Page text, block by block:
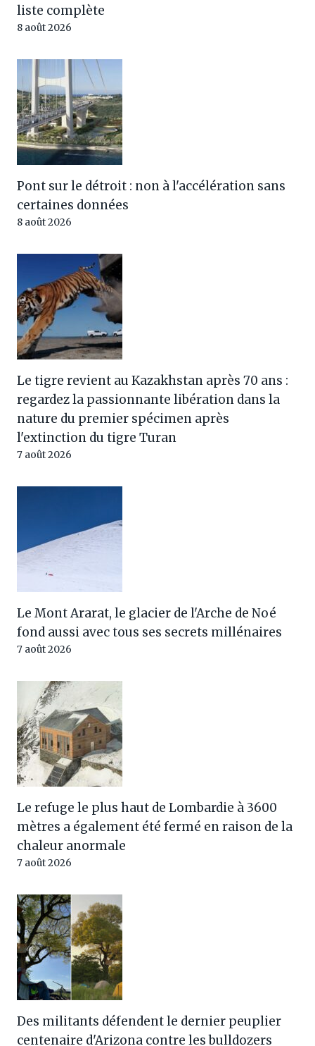
liste complète
8 août 2026
Pont sur le détroit : non à l'accélération sans
certaines données
8 août 2026
Le tigre revient au Kazakhstan après 70 ans :
regardez la passionnante libération dans la
nature du premier spécimen après
l'extinction du tigre Turan
7 août 2026
Le Mont Ararat, le glacier de l'Arche de Noé
fond aussi avec tous ses secrets millénaires
7 août 2026
Le refuge le plus haut de Lombardie à 3600
mètres a également été fermé en raison de la
chaleur anormale
7 août 2026
Des militants défendent le dernier peuplier
centenaire d'Arizona contre les bulldozers